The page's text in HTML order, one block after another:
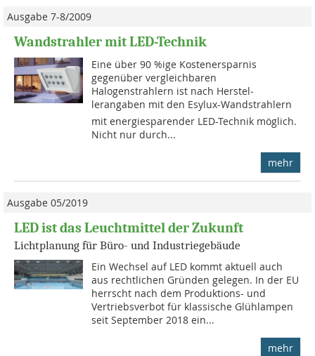
Ausgabe 7-8/2009
Wandstrahler mit LED-Technik
Eine über 90 %ige Kostenersparnis
gegenüber vergleichbaren
Halogenstrahlern ist nach Her­stel­
lerangaben mit den Esylux-Wandstrahlern
mit energiesparender LED-Technik möglich.
Nicht nur durch...
mehr
Ausgabe 05/2019
LED ist das Leuchtmittel der Zukunft
Lichtplanung für Büro- und Industriegebäude
Ein Wechsel auf LED kommt aktuell auch
aus rechtlichen Gründen gelegen. In der EU
herrscht nach dem Produktions- und
Vertriebsverbot für klassische Glühlampen
seit September 2018 ein...
mehr